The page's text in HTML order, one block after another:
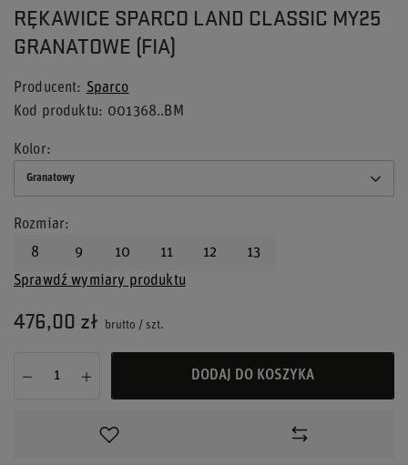
RĘKAWICE SPARCO LAND CLASSIC MY25
GRANATOWE (FIA)
Producent
Sparco
Kod produktu
001368..BM
Kolor
Granatowy
Rozmiar
8
9 10 11 12
13
Sprawdź wymiary produktu
476,00 zł brutto / szt.
DODAJ DO KOSZYKA